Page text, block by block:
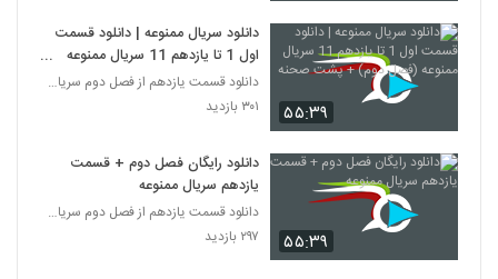
۵۵:۳۹
دانلود سریال ممنوعه | دانلود قسمت
اول 1 تا یازدهم 11 سریال ممنوعه
(فصل دوم) + پشت صحنه
دانلود قسمت یازدهم از فصل دوم سریال ممنوعه
۳۰۱ بازدید
۵۵:۳۹
دانلود رایگان فصل دوم + قسمت
یازدهم سریال ممنوعه
دانلود قسمت یازدهم از فصل دوم سریال ممنوعه
۲۹۷ بازدید